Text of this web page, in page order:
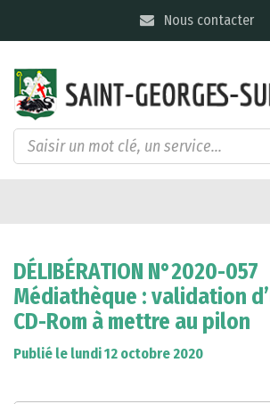
Nous contacter
DÉLIBÉRATION N°2020-057
Médiathèque : validation
CD-Rom à mettre au pilon
Publié le lundi 12 octobre 2020